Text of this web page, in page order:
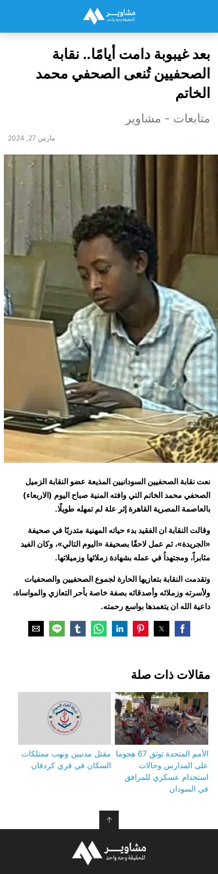
بعد غيبوبة دامت أيامًا.. نقابة
الصحفيين تُنعى الصحفي محمد
الخاتم
متابعات - مشاوير
مارس 27, 2024
نعت نقابة الصحفيين السودانيين المذيعة عضو النقابة الزميل
الصحفي محمد الخاتم التي وافته المنية صباح اليوم (الاربعاء)
بالعاصمة المصرية القاهرة إثر علة لم تمهله طويلًا.
وقالت النقابة ان الفقيد بدء حياته المهنية متدربًا في صحيفة
«الجريدة»، ثم عمل لاحقًا بصحيفة «اليوم التالي»، وكان الفيد
مثابراً، ومجتهداُ في عمله بشهادة زملائها وزميلاتها.
وتقدمت النقابة بتعازيها الحارة لجموع الصحفيين والصحفيات
ولأسرته وزملائه وأصدقائه بصفة خاصة بأحر التعازي والمواساة،
داعية الله ان يتغمدها بواسع رحمته.
مقالات ذات صلة
الأمم المتحدة توثق 67 هجوما
على المدارس وحالات
استخدام عسكري للمرافق
في السودان
مقتل مدنيين ونهب ممتلكات
السكان في قري كردفان
↑